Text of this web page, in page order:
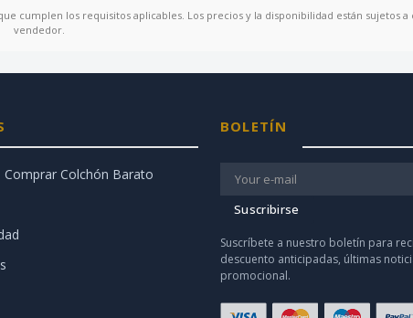
cumplen los requisitos aplicables. Los precios y la disponibilidad están sujetos
vendedor.
Colchón Barato
BOLETÍN
Suscribirse
Suscríbete a nuestro boletín para
descuento anticipadas, últimas
promocional.